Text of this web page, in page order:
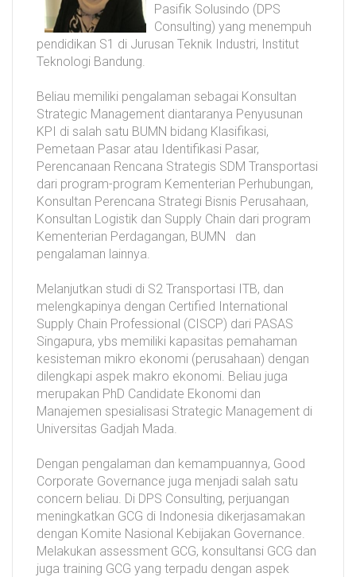
Pasifik Solusindo (DPS
Consulting) yang menempuh
pendidikan S1 di Jurusan Teknik Industri, Institut
Teknologi Bandung.
Beliau memiliki pengalaman sebagai Konsultan
Strategic Management diantaranya Penyusunan
KPI di salah satu BUMN bidang Klasifikasi,
Pemetaan Pasar atau Identifikasi Pasar,
Perencanaan Rencana Strategis SDM Transportasi
dari program-program Kementerian Perhubungan,
Konsultan Perencana Strategi Bisnis Perusahaan,
Konsultan Logistik dan Supply Chain dari program
Kementerian Perdagangan, BUMN dan
pengalaman lainnya.
Melanjutkan studi di S2 Transportasi ITB, dan
melengkapinya dengan Certified International
Supply Chain Professional (CISCP) dari PASAS
Singapura, ybs memiliki kapasitas pemahaman
kesisteman mikro ekonomi (perusahaan) dengan
dilengkapi aspek makro ekonomi. Beliau juga
merupakan PhD Candidate Ekonomi dan
Manajemen spesialisasi Strategic Management di
Universitas Gadjah Mada.
Dengan pengalaman dan kemampuannya, Good
Corporate Governance juga menjadi salah satu
concern beliau. Di DPS Consulting, perjuangan
meningkatkan GCG di Indonesia dikerjasamakan
dengan Komite Nasional Kebijakan Governance.
Melakukan assessment GCG, konsultansi GCG dan
juga training GCG yang terpadu dengan aspek